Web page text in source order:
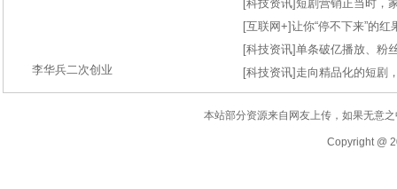
李华兵二次创业
科技资讯 短剧营销正当时，
[互联网+]让你“停不下来”的
[科技资讯]单条破亿播放、粉
[科技资讯] 走向精品化的短剧
本站部分资源来自网友上传，如果无意
Copyright @